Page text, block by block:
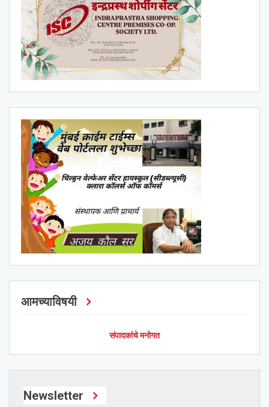
आमच्याविषयी
संपादकांचे मनोगत
Newsletter